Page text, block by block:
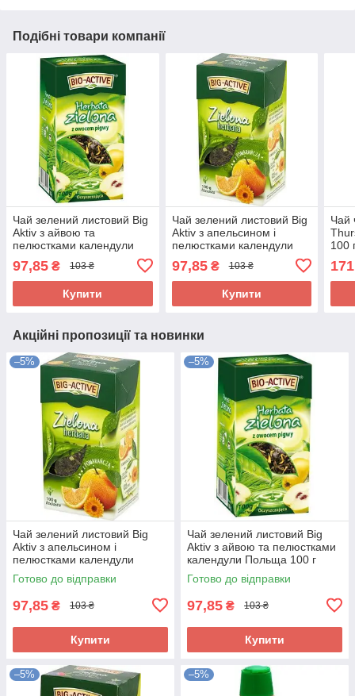
Подібні товари компанії
Чай зелений листовий Big
Aktiv з айвою та
пелюстками календули
97,85 ₴ 103 ₴
Купити
Чай зелений листовий Big
Aktiv з апельсином і
пелюстками календули
97,85₴ 103 ₴
Купити
Чай
100
171
Акційні пропозиції та новинки
–5%
Чай зелений листовий Big
Aktiv з апельсином і
пелюстками календули
Польща 100 г
Готово до відправки
97,85 ₴ 103 ₴
Купити
–5%
Чай зелений листовий Big
Aktiv з айвою та пелюстками
календули Польща 100 г
Готово до відправки
97,85 ₴ 103 ₴
Купити
–5% –5%